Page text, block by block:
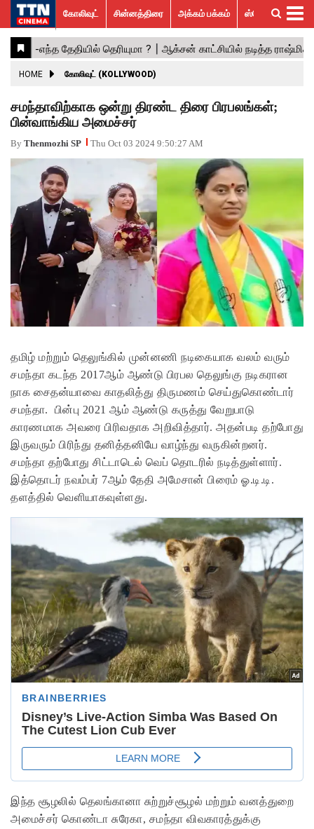
கோலிவுட்
சின்னத்திரை
பாலிவுட்
ஹாலிவுட்
அக்கம்
பக்கம்
ஸ்பெஷல்
ஸ்டோரீஸ்
விமர்சனம்
GALLERY
ACTRESS
ACTORS
MOVIESTILLS
EVENTS
VIDEOS
What’s
Hot
Trending
News
கோலிவுட் சின்னத்திரை அக்கம் பக்கம் ஸ்பெஷல் ஸ்டோரீஸ்
HOME கோலிவுட் (KOLLYWOOD)
சமந்தாவிற்காக ஒன்று திரண்ட திரை பிரபலங்கள்;
பின்வாங்கிய அமைச்சர்
By Thenmozhi SP Thu Oct 03 2024 9:50:27 AM
தமிழ் மற்றும் தெலுங்கில் முன்னணி நடிகையாக வலம் வரும்
சமந்தா கடந்த 2017ஆம் ஆண்டு பிரபல தெலுங்கு நடிகரான
நாக சைதன்யாவை காதலித்து திருமணம் செய்துகொண்டார்
சமந்தா. பின்பு 2021 ஆம் ஆண்டு கருத்து வேறுபாடு
காரணமாக அவரை பிரிவதாக அறிவித்தார். அதன்படி தற்போது
இருவரும் பிரிந்து தனித்தனியே வாழ்ந்து வருகின்றனர்.
சமந்தா தற்போது சிட்டாடெல் வெப் தொடரில் நடித்துள்ளார்.
இத்தொடர் நவம்பர் 7ஆம் தேதி அமேசான் பிரைம் ஓ.டி.டி.
தளத்தில் வெளியாகவுள்ளது.
இந்த சூழலில் தெலங்கானா சுற்றுச்சூழல் மற்றும் வனத்துறை
அமைச்சர் கொண்டா சுரேகா, சமந்தா விவகாரத்துக்கு